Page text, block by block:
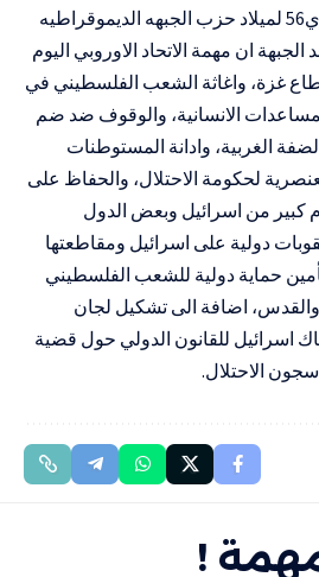
النضاليه والرفاقيه بالذكري56 لميلاد حزب الجبهه الديموقراطيه
ان مهمة الاتحاد الاوروبي اليوم
غزة، واغاثة الشعب الفلسطيني في
الانسانية، والوقوف ضد ضم
الغربية، وادانة المستوطنات
لحكومة الاحتلال، والحفاظ على
كبير من اسرائيل وبعض الدول
دولية على اسرائيل ومقاطعتها
حماية دولية للشعب الفلسطيني
والقدس، اضافة الى تشكيل لجان
اسرائيل للقانون الدولي حول قضية
الاحتلال.
!